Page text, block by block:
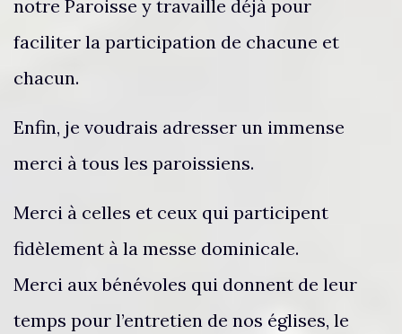
notre Paroisse y travaille déjà pour
faciliter la participation de chacune et
chacun.
Enfin, je voudrais adresser un immense
merci à tous les paroissiens.
Merci à celles et ceux qui participent
fidèlement à la messe dominicale.
Merci aux bénévoles qui donnent de leur
temps pour l’entretien de nos églises, le